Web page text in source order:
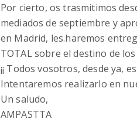
Por cierto, os trasmitimos
mediados de septiembre y
en Madrid, les.haremos
TOTAL sobre el destino de
¡¡ Todos vosotros, desde ya,
Intentaremos realizarlo en
Un saludo,
AMPASTTA